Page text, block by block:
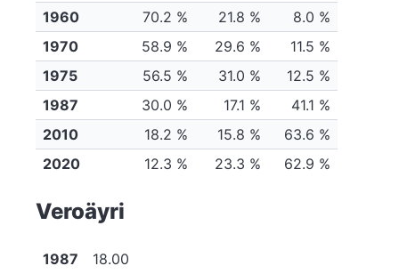
1960
70.2 % 21.8 %
8.0 %
1970
58.9 % 29.6 %
11.5 %
1975
56.5 % 31.0 %
12.5 %
1987
30.0 % 17.1 %
41.1 %
2010
18.2 % 15.8 %
63.6 %
2020
12.3 % 23.3 % 62.9 %
Veroäyri
1987 18.00